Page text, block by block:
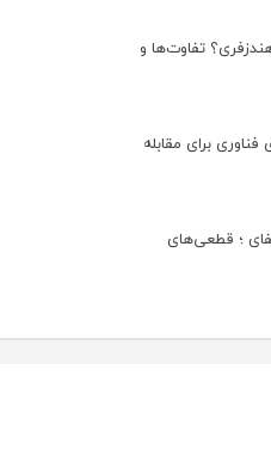
تفاوت‌ها و
برای مقابله
؛ قطعی‌های